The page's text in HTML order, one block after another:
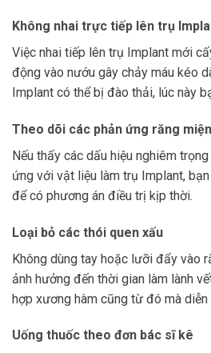
Không nhai trực tiếp lên trụ
Việc nhai tiếp lên trụ Implant mới
động vào nướu gây chảy máu kéo
Implant có thể bị đào thải, lúc này
Theo dõi các phản ứng răng
Nếu thấy các dấu hiệu nghiêm
ứng với vật liệu làm trụ Implant,
để có phương án điều trị kịp thời.
Loại bỏ các thói quen xấu
Không dùng tay hoặc lưỡi đẩy vào
ảnh hưởng đến thời gian làm lành
hợp xương hàm cũng từ đó mà diễn
Uống thuốc theo đơn bác sĩ kê